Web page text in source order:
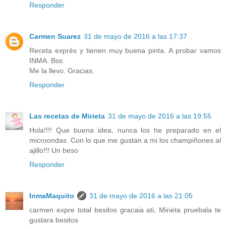
Responder
Carmen Suarez 31 de mayo de 2016 a las 17:37
Receta exprés y tienen muy buena pinta. A probar vamos
INMA. Bss.
Me la llevo. Gracias.
Responder
Las recetas de Mirieta 31 de mayo de 2016 a las 19:55
Hola!!!! Que buena idea, nunca los he preparado en el
microondas. Con lo que me gustan a mi los champiñones al
ajillo!!! Un beso
Responder
InmaMaquito
31 de mayo de 2016 a las 21:05
carmen expre total besitos gracaia ati, Mirieta pruebala te
gustara besitos